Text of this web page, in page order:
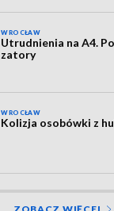
WROCŁAW
Utrudnienia na A4.
zatory
WROCŁAW
Kolizja osobówki z